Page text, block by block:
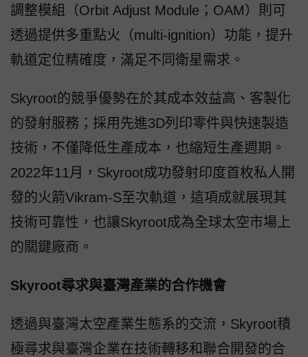
調整模組（Orbit Adjust Module；OAM）則可
透過提供多重點火（multi-ignition）功能，提升
軌道定位精確度，滿足不同衛星需求。
Skyroot的競爭優勢在於其成本效益高、客製化
的發射服務；採用先進3D列印零件與快速製造
技術，不僅降低生產成本，也縮短生產週期。
2022年11月，Skyroot成功發射印度首枚私人開
發的火箭Vikram-S至次軌道，這項成就展現其
技術可靠性，也讓Skyroot成為全球太空市場上
的關鍵廠商。
Skyroot尋求與臺灣產業的合作機會
透過與臺灣太空產業生態系的交流，Skyroot積
極尋求與臺灣企業在技術轉移和聯合開發的合